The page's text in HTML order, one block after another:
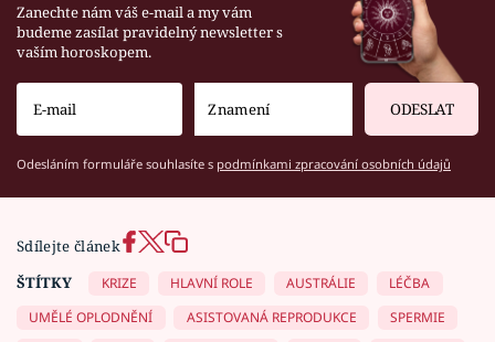
Zanechte nám váš e-mail a my vám
budeme zasílat pravidelný newsletter s
vaším horoskopem.
ODESLAT
Odesláním formuláře souhlasíte s podmínkami zpracování osobních údajů
Sdílejte článek
ŠTÍTKY
KRIZE HLAVNÍ ROLE AUSTRÁLIE
LÉČBA
UMĚLÉ OPLODNĚNÍ
ASISTOVANÁ REPRODUKCE
SPERMIE